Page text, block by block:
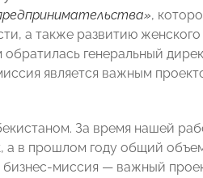
,
а также развитию женского
генеральный
является важным
За время нашей
а в прошлом году общий
миссия — важный